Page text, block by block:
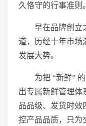
久恪守的行事准则。
早在品牌创立
道，历经十年市场
发展大势。
为把 “新鲜”
出专属新鲜管理体
品品级、发货时效
控产品品质，只为